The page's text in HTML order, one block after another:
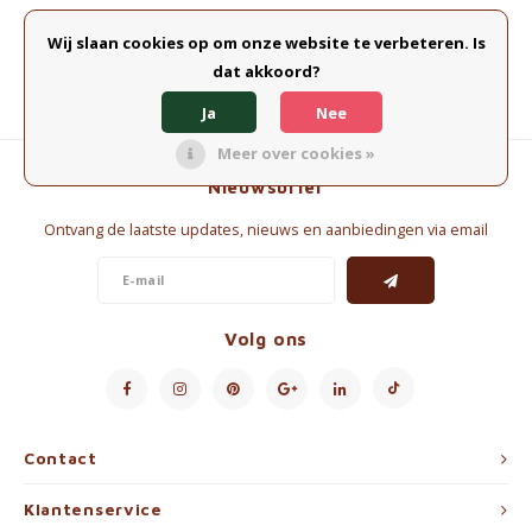
Waterkokers
Chocolade, granola en Drankpoeders
Boeken
Contact
Nieuwsbrief
Ontvang de laatste updates, nieuws en aanbiedingen via email
Volg ons
Klantenservice
Wij slaan cookies op om onze website te verbeteren. Is
dat akkoord?
Ja
Nee
Meer over cookies »